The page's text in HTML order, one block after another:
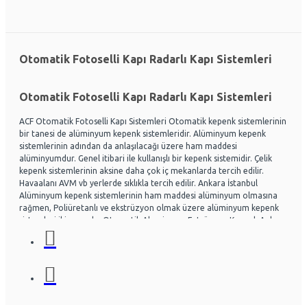
Otomatik Fotoselli Kapı Radarlı Kapı Sistemleri
Otomatik Fotoselli Kapı Radarlı Kapı Sistemleri
ACF Otomatik Fotoselli Kapı Sistemleri Otomatik kepenk sistemlerinin
bir tanesi de alüminyum kepenk sistemleridir. Alüminyum kepenk
sistemlerinin adından da anlaşılacağı üzere ham maddesi
alüminyumdur. Genel itibari ile kullanışlı bir kepenk sistemidir. Çelik
kepenk sistemlerinin aksine daha çok iç mekanlarda tercih edilir.
Havaalanı AVM vb yerlerde sıklıkla tercih edilir. Ankara İstanbul
Alüminyum kepenk sistemlerinin ham maddesi alüminyum olmasına
rağmen, Poliüretanlı ve ekstrüzyon olmak üzere alüminyum kepenk
sistemleri ikiye ayrılır. Otomatik Aluminyum Extrüzyon Kepenk Ankara
ve İstanbul başta olmak üzere Ülke genelinde hayli tercih
edilmektedir. Acf otomatik kapı sistemleri Otomatik kapı radarlı kapı,
ve Cephe sistemleri üzerine uzman ekip yapısıyla Montaj ve arıza
bakım onarım konusunda uzmandır. Ankara İstanbul Otomatik